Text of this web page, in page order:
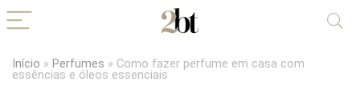
Início » Perfumes » Como fazer perfume em casa com
essências e óleos essenciais